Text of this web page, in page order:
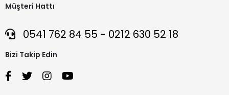
Müşteri Hattı
0541 762 84 55 - 0212 630 52 18
Bizi Takip Edin